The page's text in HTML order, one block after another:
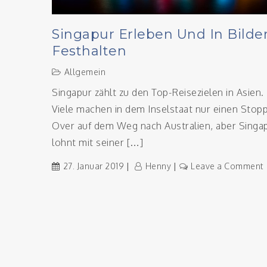
Singapur Erleben Und In
Festhalten
Allgemein
Singapur zählt zu den Top-Reisezielen in Asien.
Viele machen in dem Inselstaat nur einen
Over auf dem Weg nach Australien, aber
lohnt mit seiner […]
27. Januar 2019 Henny Leave a Comment